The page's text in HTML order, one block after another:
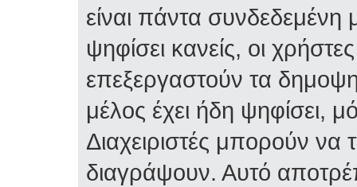
είναι πάντα
ψηφίσει κανείς, οι
επεξεργαστούν τα
μέλος έχει ήδη ψηφίσει,
Διαχειριστές μπορούν να
διαγράψουν. Αυτό